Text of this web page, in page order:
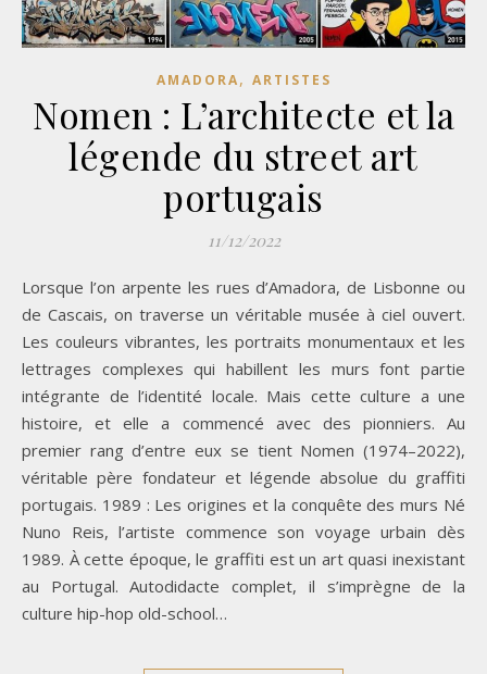
AMADORA, ARTISTES
Nomen : L’architecte et la
légende du street art
portugais
11/12/2022
Lorsque l’on arpente les rues d’Amadora, de Lisbonne ou
de Cascais, on traverse un véritable musée à ciel ouvert.
Les couleurs vibrantes, les portraits monumentaux et les
lettrages complexes qui habillent les murs font partie
intégrante de l’identité locale. Mais cette culture a une
histoire, et elle a commencé avec des pionniers. Au
premier rang d’entre eux se tient Nomen (1974–2022),
véritable père fondateur et légende absolue du graffiti
portugais. 1989 : Les origines et la conquête des murs Né
Nuno Reis, l’artiste commence son voyage urbain dès
1989. À cette époque, le graffiti est un art quasi inexistant
au Portugal. Autodidacte complet, il s’imprègne de la
culture hip-hop old-school…